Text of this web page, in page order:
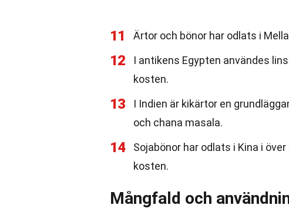
11 Ärtor och bönor har odlats i
12
I antikens Egypten användes
kosten.
13
I Indien är kikärtor en
och chana masala.
14
Sojabönor har odlats i Kina i
kosten.
Mångfald och